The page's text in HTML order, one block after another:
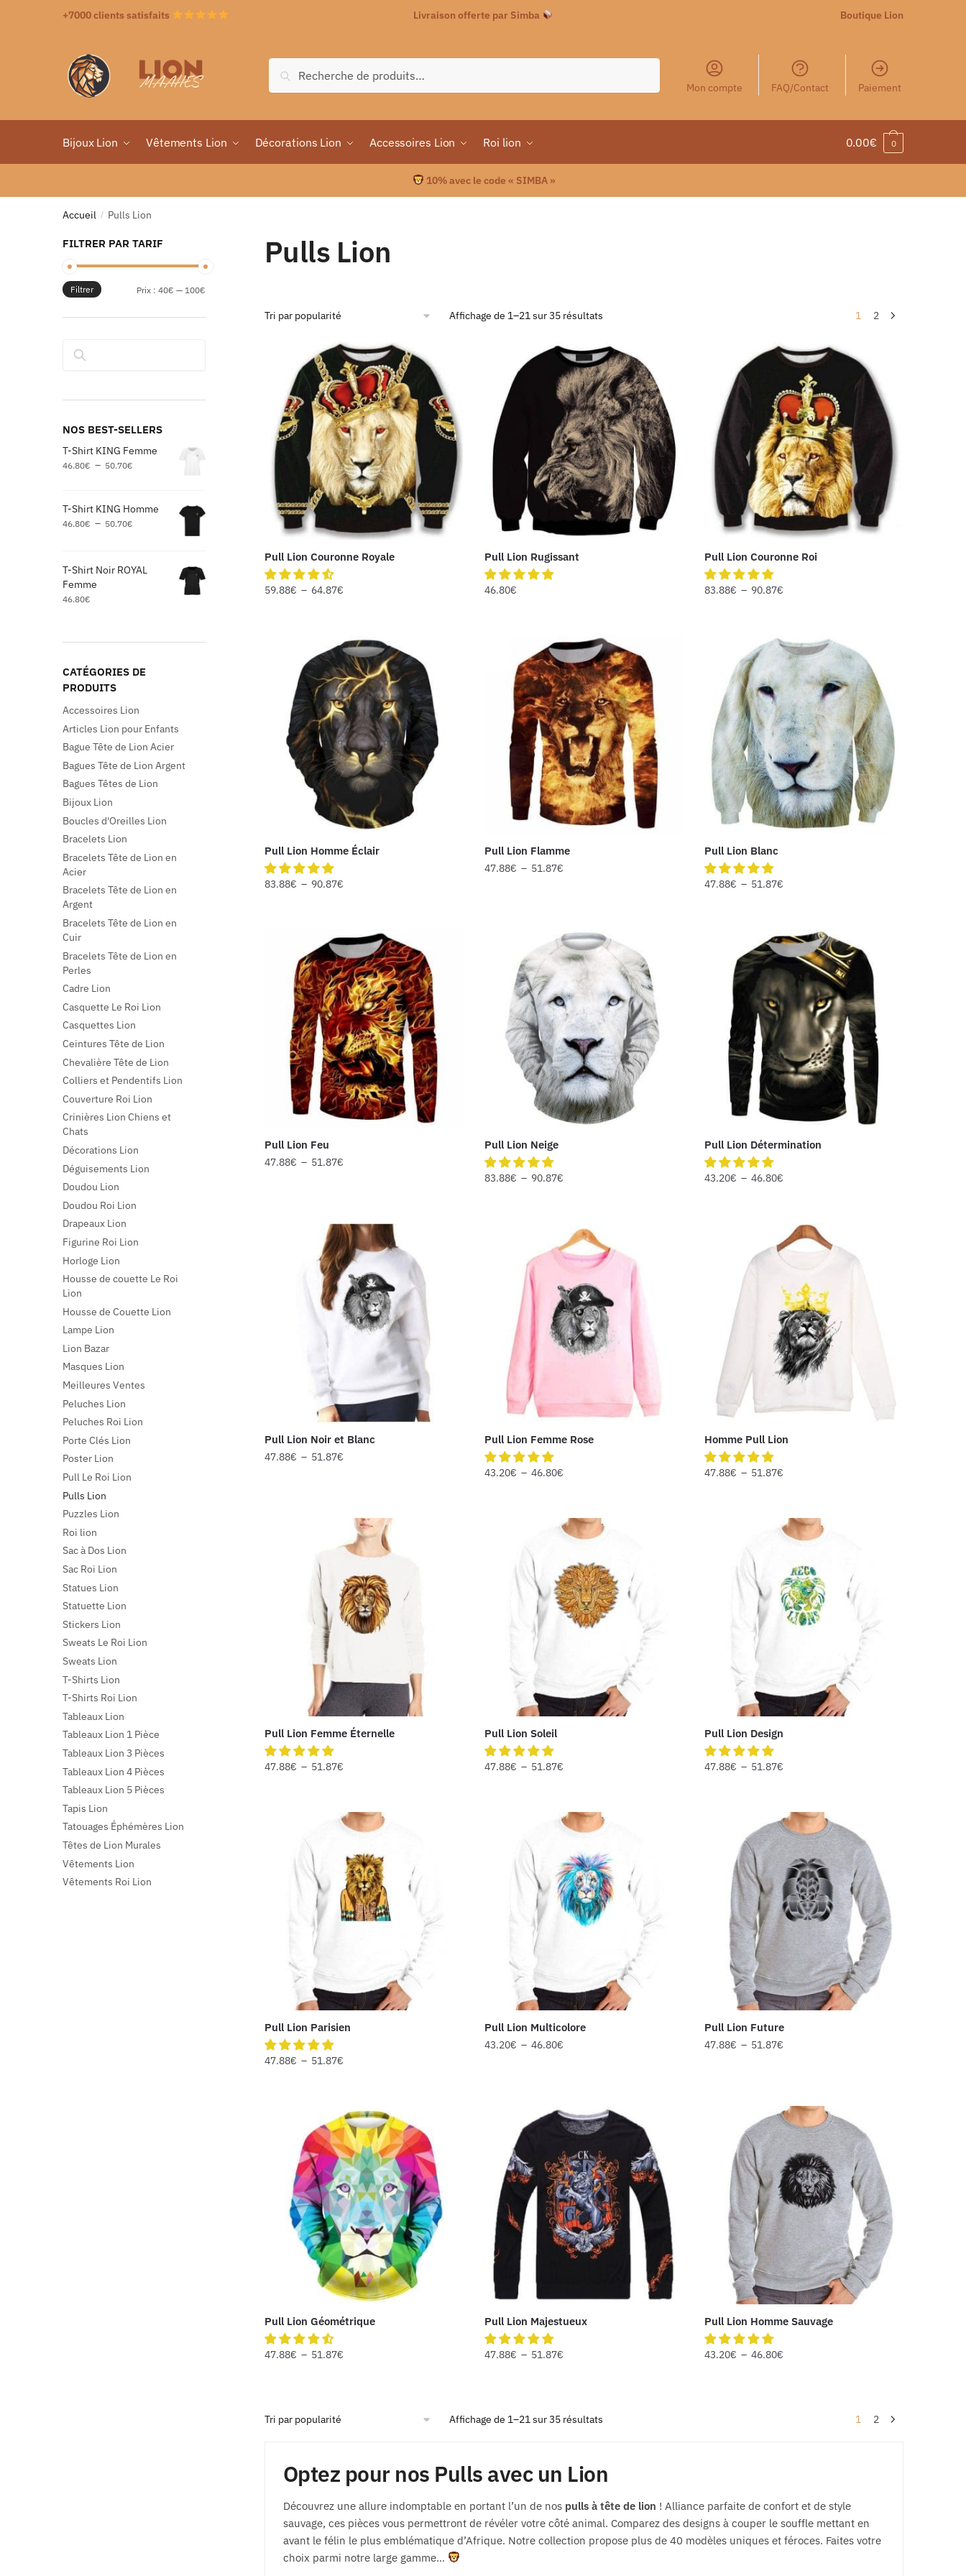
+7000 clients satisfaits Livraison offerte par Simba Boutique Lion
Recherche
Mon compte FAQ/Contact Paiement
Bijoux Lion Vêtements Lion Décorations Lion Accessoires Lion Roi lion 0.00€ 0
10% avec le code « SIMBA »
Accueil / Pulls Lion
Pulls Lion
Affichage de 1–21 sur 35 résultats 1 2
Pull Lion Couronne Royale
59.88€ – 64.87€
Pull Lion Rugissant
46.80€
Pull Lion Couronne Roi
83.88€ – 90.87€
Pull Lion Homme Éclair
83.88€ – 90.87€
Pull Lion Flamme
47.88€ – 51.87€
Pull Lion Blanc
47.88€ – 51.87€
Pull Lion Feu
47.88€ – 51.87€
Pull Lion Neige
83.88€ – 90.87€
Pull Lion Détermination
43.20€ – 46.80€
Pull Lion Noir et Blanc
47.88€ – 51.87€
Pull Lion Femme Rose
43.20€ – 46.80€
Homme Pull Lion
47.88€ – 51.87€
Pull Lion Femme Éternelle
47.88€ – 51.87€
Pull Lion Soleil
47.88€ – 51.87€
Pull Lion Design
47.88€ – 51.87€
Pull Lion Parisien
47.88€ – 51.87€
Pull Lion Multicolore
43.20€ – 46.80€
Pull Lion Future
47.88€ – 51.87€
Pull Lion Géométrique
47.88€ – 51.87€
Pull Lion Majestueux
47.88€ – 51.87€
Pull Lion Homme Sauvage
43.20€ – 46.80€
Affichage de 1–21 sur 35 résultats 1 2
Optez pour nos Pulls avec un Lion
Découvrez une allure indomptable en portant l’un de nos pulls à tête de lion ! Alliance parfaite de confort et de style
sauvage, ces pièces vous permettront de révéler votre côté animal. Comparez des designs à couper le souffle mettant en
avant le félin le plus emblématique d’Afrique. Notre collection propose plus de 40 modèles uniques et féroces. Faites votre
choix parmi notre large gamme…
FILTRER PAR TARIF
Filtrer Prix : 40€ — 100€
NOS BEST-SELLERS
T-Shirt KING Femme
46.80€ – 50.70€
T-Shirt KING Homme
46.80€ – 50.70€
T-Shirt Noir ROYAL
Femme
46.80€
CATÉGORIES DE
PRODUITS
Accessoires Lion
Articles Lion pour Enfants
Bague Tête de Lion Acier
Bagues Tête de Lion Argent
Bagues Têtes de Lion
Bijoux Lion
Boucles d'Oreilles Lion
Bracelets Lion
Bracelets Tête de Lion en
Acier
Bracelets Tête de Lion en
Argent
Bracelets Tête de Lion en
Cuir
Bracelets Tête de Lion en
Perles
Cadre Lion
Casquette Le Roi Lion
Casquettes Lion
Ceintures Tête de Lion
Chevalière Tête de Lion
Colliers et Pendentifs Lion
Couverture Roi Lion
Crinières Lion Chiens et
Chats
Décorations Lion
Déguisements Lion
Doudou Lion
Doudou Roi Lion
Drapeaux Lion
Figurine Roi Lion
Horloge Lion
Housse de couette Le Roi
Lion
Housse de Couette Lion
Lampe Lion
Lion Bazar
Masques Lion
Meilleures Ventes
Peluches Lion
Peluches Roi Lion
Porte Clés Lion
Poster Lion
Pull Le Roi Lion
Pulls Lion
Puzzles Lion
Roi lion
Sac à Dos Lion
Sac Roi Lion
Statues Lion
Statuette Lion
Stickers Lion
Sweats Le Roi Lion
Sweats Lion
T-Shirts Lion
T-Shirts Roi Lion
Tableaux Lion
Tableaux Lion 1 Pièce
Tableaux Lion 3 Pièces
Tableaux Lion 4 Pièces
Tableaux Lion 5 Pièces
Tapis Lion
Tatouages Éphémères Lion
Têtes de Lion Murales
Vêtements Lion
Vêtements Roi Lion